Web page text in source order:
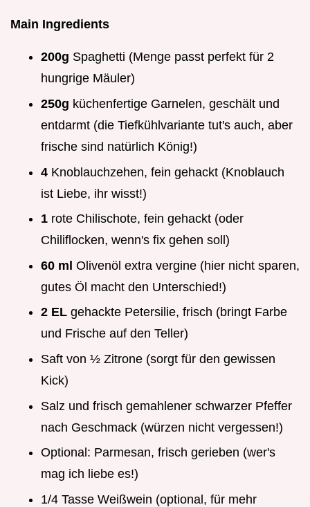
Main Ingredients
200g Spaghetti (Menge passt perfekt für 2
hungrige Mäuler)
250g küchenfertige Garnelen, geschält und
entdarmt (die Tiefkühlvariante tut's auch, aber
frische sind natürlich König!)
4 Knoblauchzehen, fein gehackt (Knoblauch
ist Liebe, ihr wisst!)
1 rote Chilischote, fein gehackt (oder
Chiliflocken, wenn's fix gehen soll)
60 ml Olivenöl extra vergine (hier nicht sparen,
gutes Öl macht den Unterschied!)
2 EL gehackte Petersilie, frisch (bringt Farbe
und Frische auf den Teller)
Saft von ½ Zitrone (sorgt für den gewissen
Kick)
Salz und frisch gemahlener schwarzer Pfeffer
nach Geschmack (würzen nicht vergessen!)
Optional: Parmesan, frisch gerieben (wer's
mag ich liebe es!)
1/4 Tasse Weißwein (optional, für mehr